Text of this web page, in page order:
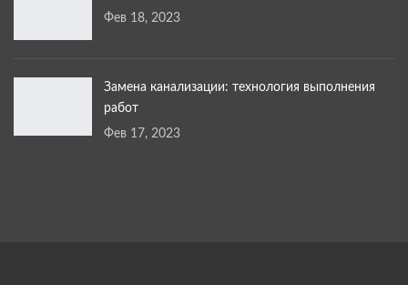
Фев 18, 2023
Замена канализации: технология выполнения
работ
Фев 17, 2023